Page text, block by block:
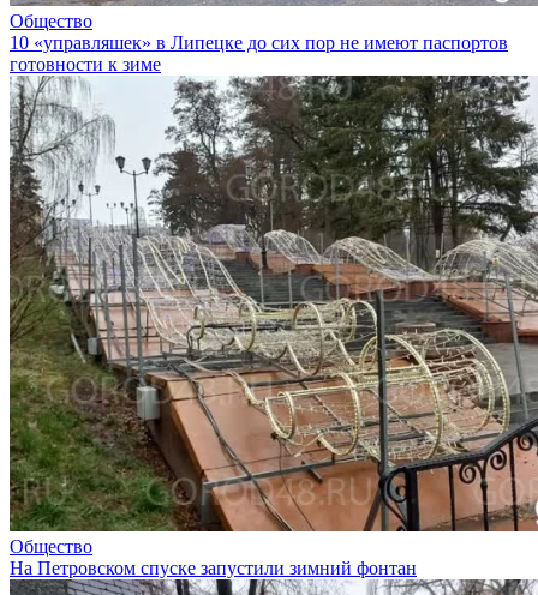
Общество
10 «управляшек» в Липецке до сих пор не имеют паспортов
готовности к зиме
Общество
На Петровском спуске запустили зимний фонтан